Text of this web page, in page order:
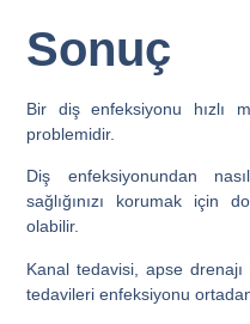
Sonuç
Bir diş enfeksiyonu hızlı
problemidir.
Diş enfeksiyonundan
sağlığınızı korumak için
olabilir.
Kanal tedavisi, apse
tedavileri enfeksiyonu